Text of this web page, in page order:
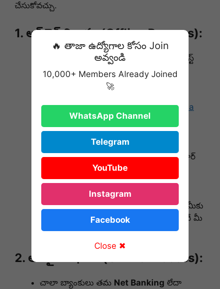
చేసుకోవచ్చు.
1. ఆఫ్‌లైన్ విధానం (Offline Process):
మీ సేవింగ్స్ ఖాతా ఉన్న బ్యాంక్ బ్రాంచ్ లేదా పోస్ట్
ఆఫీస్‌ను సందర్శించండి.
Form” అడిగి తీసుకోండి. (మీరుJansuraksha
Official Websiteనుండి కూడా ఫారమ్‌ను
డౌన్‌లోడ్ చేసుకోవచ్చు).
ఫారమ్‌లో మీ పేరు, బ్యాంక్ ఖాతా నంబర్, ఆధార్
నంబర్ మరియు నామినీ వివరాలు స్పష్టంగా
నింపండి.
సంతకం చేసి బ్యాంకులో సమర్పించండి. వారు మీకు
Acknowledgement Slip
ఇస్తారు. అదే మీ
ఇన్సూరెన్స్ సర్టిఫికెట్.
2. ఆన్‌లైన్ విధానం (Online Process):
చాలా బ్యాంకులు తమ Net Banking లేదా
🔥 తాజా ఉద్యోగాల కోసం Join
అవ్వండి
10,000+ Members Already Joined
🚀
WhatsApp Channel
Telegram
YouTube
Instagram
Facebook
Close ✖